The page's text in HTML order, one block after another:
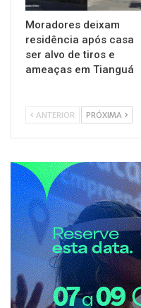
Moradores deixam
residência após casa
ser alvo de tiros e
ameaças em Tianguá
ANTERIOR PRÓXIMA